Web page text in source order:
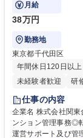
月給
38万円
勤務地
東京都千代田区
年間休日120日以上
未経験者歓迎
研
仕事の内容
企業名 株式会社関東合人社 求人名 未経験・ベテラン
ンション管理事務◎転勤無/年休123日 仕
運営サポート及び管